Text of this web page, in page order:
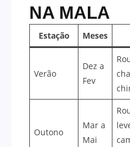
NA MALA
Estação Meses
Verão
Dez a
Fev
Outono
Mar a
Mai